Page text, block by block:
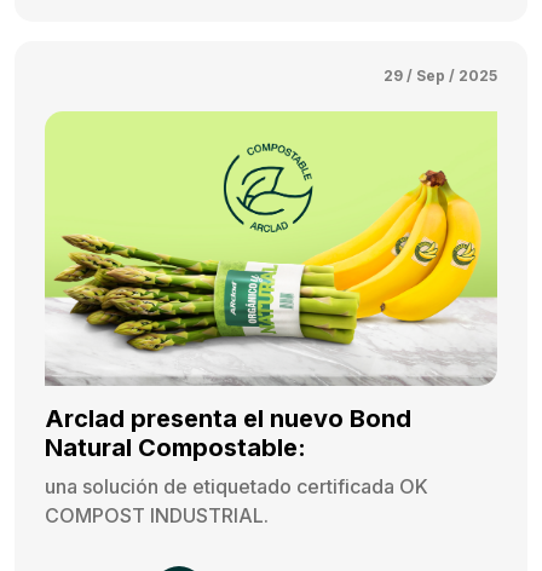
29 / Sep / 2025
Arclad presenta el nuevo Bond
Natural Compostable:
una solución de etiquetado certificada OK
COMPOST INDUSTRIAL.